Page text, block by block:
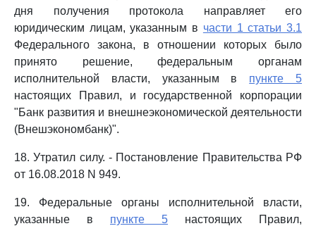
дня получения протокола направляет его
юридическим лицам, указанным в части 1 статьи 3.1
Федерального закона, в отношении которых было
принято решение, федеральным органам
исполнительной власти, указанным в пункте 5
настоящих Правил, и государственной корпорации
"Банк развития и внешнеэкономической деятельности
(Внешэкономбанк)".
18. Утратил силу. - Постановление Правительства РФ
от 16.08.2018 N 949.
19. Федеральные органы исполнительной власти,
указанные в пункте 5 настоящих Правил,